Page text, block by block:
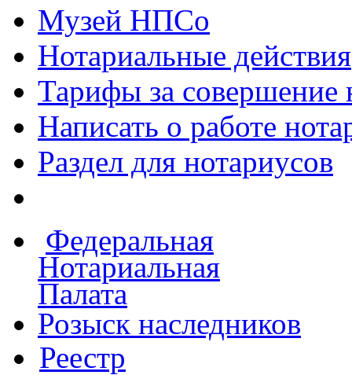
Музей НПСо
Нотариальные действия
Тарифы за совершение
Написать о работе
Раздел для нотариусов
Федеральная
Нотариальная
Палата
Розыск наследников
Реестр